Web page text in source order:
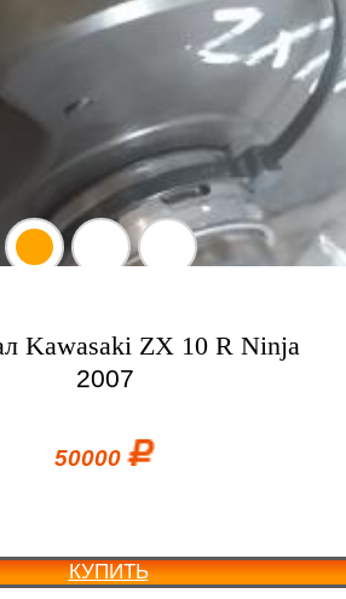
Kawasaki ZX 10 R Ninja
2007
50000
КУПИТЬ